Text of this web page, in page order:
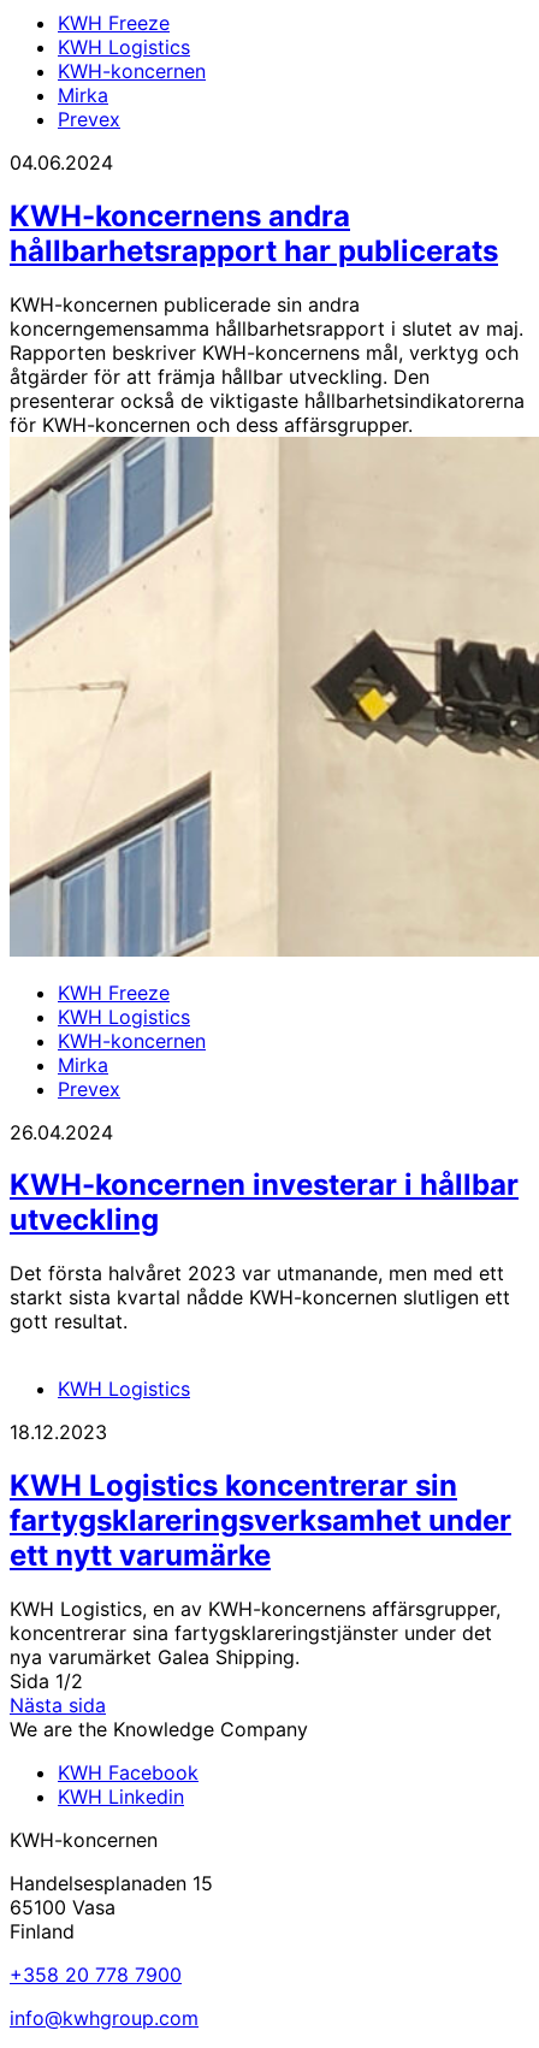
KWH Freeze
KWH Logistics
KWH-koncernen
Mirka
Prevex
04.06.2024
KWH-koncernens andra
hållbarhetsrapport har publicerats
KWH-koncernen publicerade sin andra
koncerngemensamma hållbarhetsrapport i slutet av maj.
Rapporten beskriver KWH-koncernens mål, verktyg och
åtgärder för att främja hållbar utveckling. Den
presenterar också de viktigaste hållbarhetsindikatorerna
för KWH-koncernen och dess affärsgrupper.
KWH Freeze
KWH Logistics
KWH-koncernen
Mirka
Prevex
26.04.2024
KWH-koncernen investerar i hållbar
utveckling
Det första halvåret 2023 var utmanande, men med ett
starkt sista kvartal nådde KWH-koncernen slutligen ett
gott resultat.
KWH Logistics
18.12.2023
KWH Logistics koncentrerar sin
fartygsklareringsverksamhet under
ett nytt varumärke
KWH Logistics, en av KWH-koncernens affärsgrupper,
koncentrerar sina fartygsklareringstjänster under det
nya varumärket Galea Shipping.
Sida 1/2
Nästa sida
We are the Knowledge Company
KWH Facebook
KWH Linkedin
KWH-koncernen
Handelsesplanaden 15
65100 Vasa
Finland
+358 20 778 7900
info@kwhgroup.com